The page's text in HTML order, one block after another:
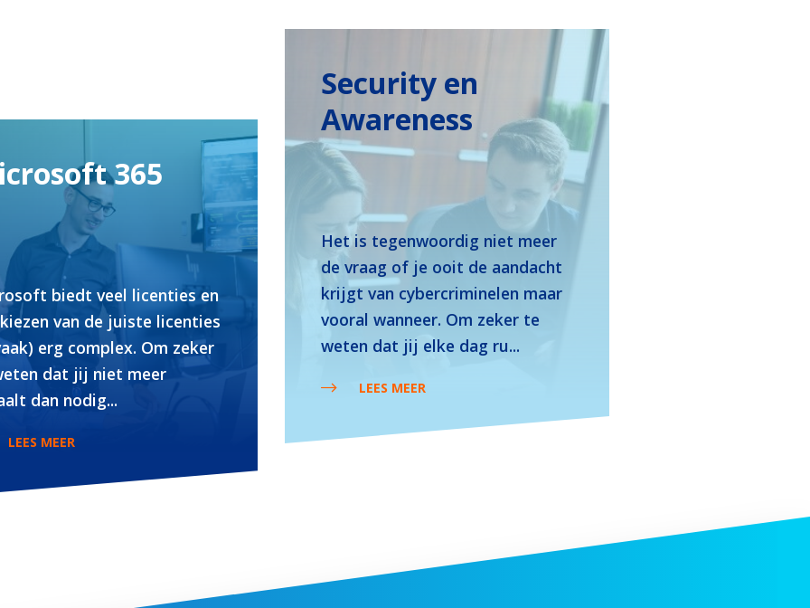
365
biedt veel licenties en
van de juiste licenties
erg complex. Om zeker
dat jij niet meer
dan nodig...
LEES MEER
Security en
Awareness
Het is tegenwoordig niet meer
de vraag of je ooit de aandacht
krijgt van cybercriminelen maar
vooral wanneer. Om zeker te
weten dat jij elke dag ru...
LEES MEER